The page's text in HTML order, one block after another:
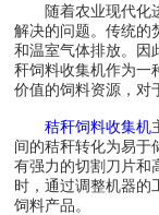
随着农业现代化进
解决的问题。传统的
和温室气体排放。因
秆饲料收集机作为一
价值的饲料资源，对
秸秆饲料收集机
间的秸秆转化为易于
有强力的切割刀片和
时，通过调整机器的
饲料产品。